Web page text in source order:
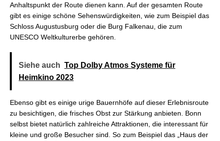
Anhaltspunkt der Route dienen kann. Auf der gesamten Route
gibt es einige schöne Sehenswürdigkeiten, wie zum Beispiel das
Schloss Augustusburg oder die Burg Falkenau, die zum
UNESCO Weltkulturerbe gehören.
Siehe auch Top Dolby Atmos Systeme für
Heimkino 2023
Ebenso gibt es einige urige Bauernhöfe auf dieser Erlebnisroute
zu besichtigen, die frisches Obst zur Stärkung anbieten. Bonn
selbst bietet natürlich zahlreiche Attraktionen, die interessant für
kleine und große Besucher sind. So zum Beispiel das „Haus der